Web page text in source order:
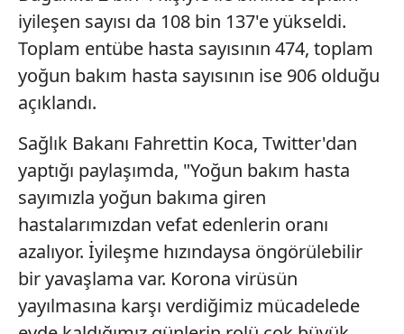
gösterilmeyecektir."
Sizlere daha iyi bir hizmet sunabilmek için İnternet
Sitemizde kendimize ve üçüncü kişilere ait çerezler
kullanılmaktadır. Bu çerezler vasıtasıyla çeşitli kişisel
verileriniz işlenmekte olup gerekli olan çerezler bilgi
toplumu hizmetlerinin sunulması amacıyla
kullanılmaktadır. Diğer çerezler, sitemizin daha işlevsel
kılınması ve kişiselleştirilmesi ve sizlere yönelik
reklam/pazarlama faaliyetlerinin yapılması, amaçlarıyla
sınırlı olarak açık rızanız dahilinde kullanılacaktır.
Çerezlere ilişkin tercihlerinizi aşağıda yer alan panel
vasıtasıyla belirleyebilirsiniz. Çerezlere ilişkin detaylı bilgi
için Ayarlar butonuna tıklayabilir,Çerez Bilgilendirme
iyileşen sayısı da 108 bin 137'e yükseldi.
Toplam entübe hasta sayısının 474, toplam
yoğun bakım hasta sayısının ise 906 olduğu
açıklandı.
Sağlık Bakanı Fahrettin Koca, Twitter'dan
yaptığı paylaşımda, "Yoğun bakım hasta
sayımızla yoğun bakıma giren
hastalarımızdan vefat edenlerin oranı
azalıyor. İyileşme hızındaysa öngörülebilir
bir yavaşlama var. Korona virüsün
yayılmasına karşı verdiğimiz mücadelede